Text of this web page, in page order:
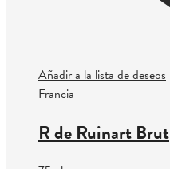
Añadir a la lista de deseos
Francia
R de Ruinart Brut